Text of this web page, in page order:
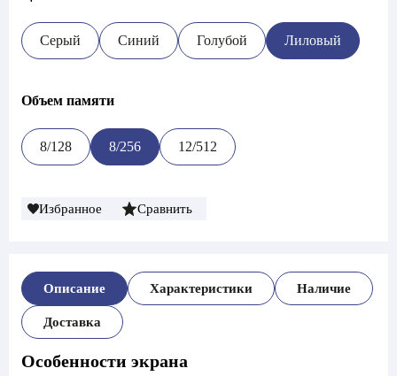
Серый Синий Голубой Лиловый
Объем памяти
8/128 8/256 12/512
Избранное Сравнить
Описание Характеристики Наличие
Доставка
Особенности экрана